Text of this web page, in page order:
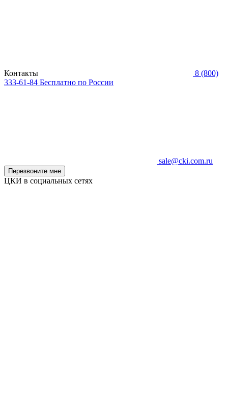
Контакты
8 (800)
333-61-84 Бесплатно по России
sale@cki.com.ru
Перезвоните мне
ЦКИ в социальных сетях